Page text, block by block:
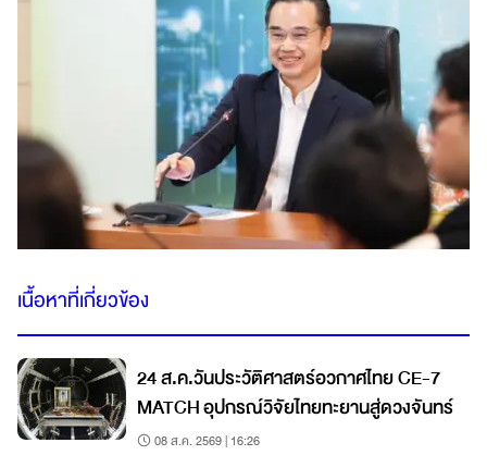
เนื้อหาที่เกี่ยวข้อง
24 ส.ค.วันประวัติศาสตร์อวกาศไทย CE-7
MATCH อุปกรณ์วิจัยไทยทะยานสู่ดวงจันทร์
08 ส.ค. 2569 | 16:26